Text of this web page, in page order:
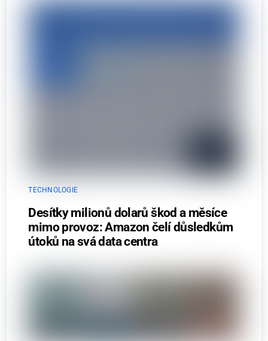
TECHNOLOGIE
Desítky milionů dolarů škod a měsíce
mimo provoz: Amazon čelí důsledkům
útoků na svá data centra